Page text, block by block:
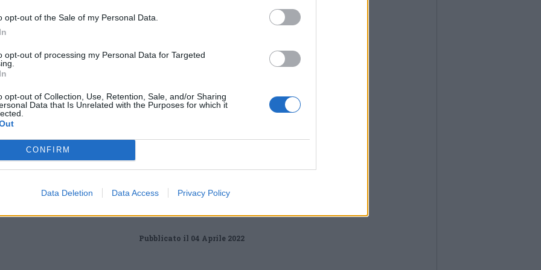
opt-out of the Sale of my Personal Data.
opt-out of processing my Personal Data for Targeted
opt-out of Collection, Use, Retention, Sale, and/or Sharing
Data that Is Unrelated with the Purposes for which it
CONFIRM
Data Deletion Data Access Privacy Policy
del nostro Paese».
Tutti gli eventi
abbiamo a cuore l'informazione del nostro
sempre in prima linea per informarvi in modo
Pubblicato il 04 Aprile 2022